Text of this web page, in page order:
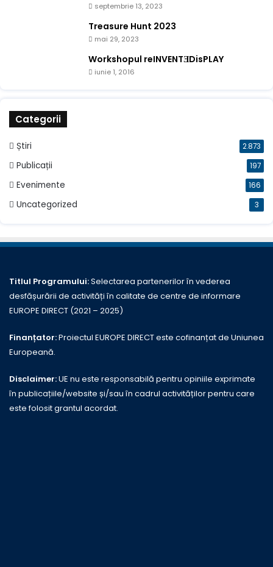
septembrie 13, 2023
Treasure Hunt 2023
mai 29, 2023
Workshopul reINVENTƎDisPLAY
iunie 1, 2016
Categorii
Știri 2.873
Publicații 197
Evenimente 166
Uncategorized 3
Titlul Programului:Selectarea partenerilor în vederea
desfășurării de activități în calitate de centre de informare
EUROPE DIRECT (2021 – 2025)
Finanțator:Proiectul EUROPE DIRECT este cofinanțat de Uniunea
Europeană.
Disclaimer:UE nu este responsabilă pentru opiniile exprimate
în publicațiile/website și/sau în cadrul activităților pentru care
este folosit grantul acordat.